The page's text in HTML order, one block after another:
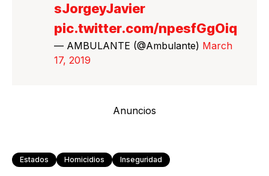
sJorgeyJavier
pic.twitter.com/npesfGgOiq
— AMBULANTE (@Ambulante) March
17, 2019
Anuncios
Estados Homicidios Inseguridad